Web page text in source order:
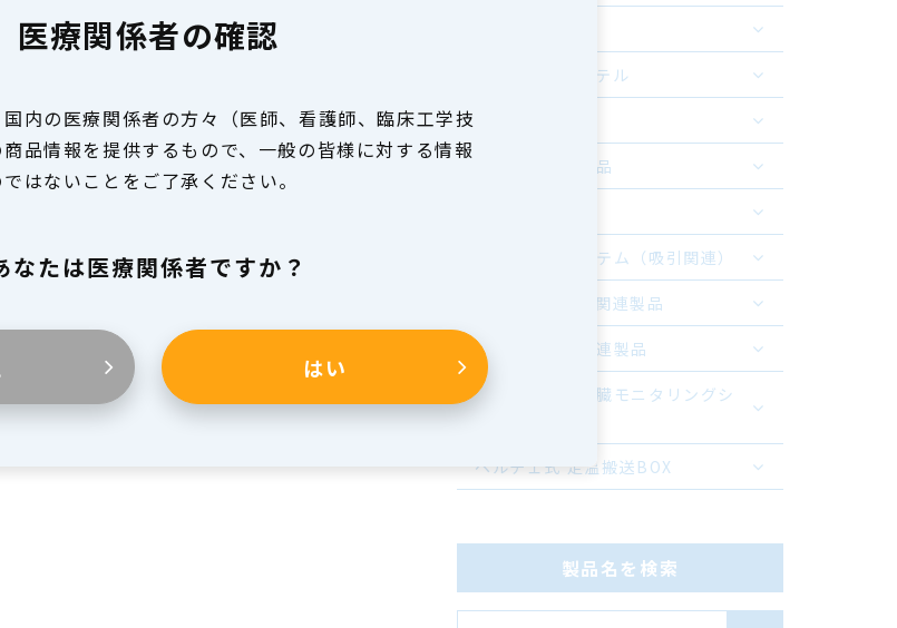
ドレーンカテーテル
気管切開関連製品
サクションシステム（吸引関連）
ヘモネティクス関連製品
在宅介護福祉関連製品
貼付型長時間心臓モニタリングシ
ペルチェ式 定温搬送BOX
製品名を検索
医療関係者の確認
内の医療関係者の方々（医師、看護師、臨床工学技
品情報を提供するもので、一般の皆様に対する情報
はないことをご了承ください。
なたは医療関係者ですか？
はい